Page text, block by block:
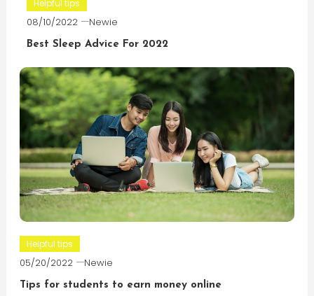
Helpful tips
08/10/2022 Newie
Best Sleep Advice For 2022
Helpful tips
05/20/2022 Newie
Tips for students to earn money online